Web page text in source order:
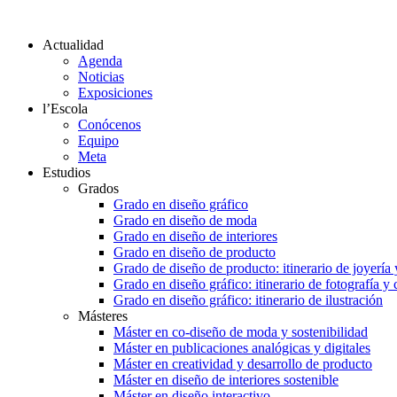
Actualidad
Agenda
Noticias
Exposiciones
l’Escola
Conócenos
Equipo
Meta
Estudios
Grados
Grado en diseño gráfico
Grado en diseño de moda
Grado en diseño de interiores
Grado en diseño de producto
Grado de diseño de producto: itinerario de joyería
Grado en diseño gráfico: itinerario de fotografía y
Grado en diseño gráfico: itinerario de ilustración
Másteres
Máster en co-diseño de moda y sostenibilidad
Máster en publicaciones analógicas y digitales
Máster en creatividad y desarrollo de producto
Máster en diseño de interiores sostenible